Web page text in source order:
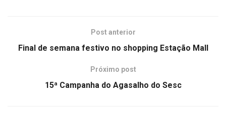
Post anterior
Final de semana festivo no shopping Estação Mall
Próximo post
15ª Campanha do Agasalho do Sesc